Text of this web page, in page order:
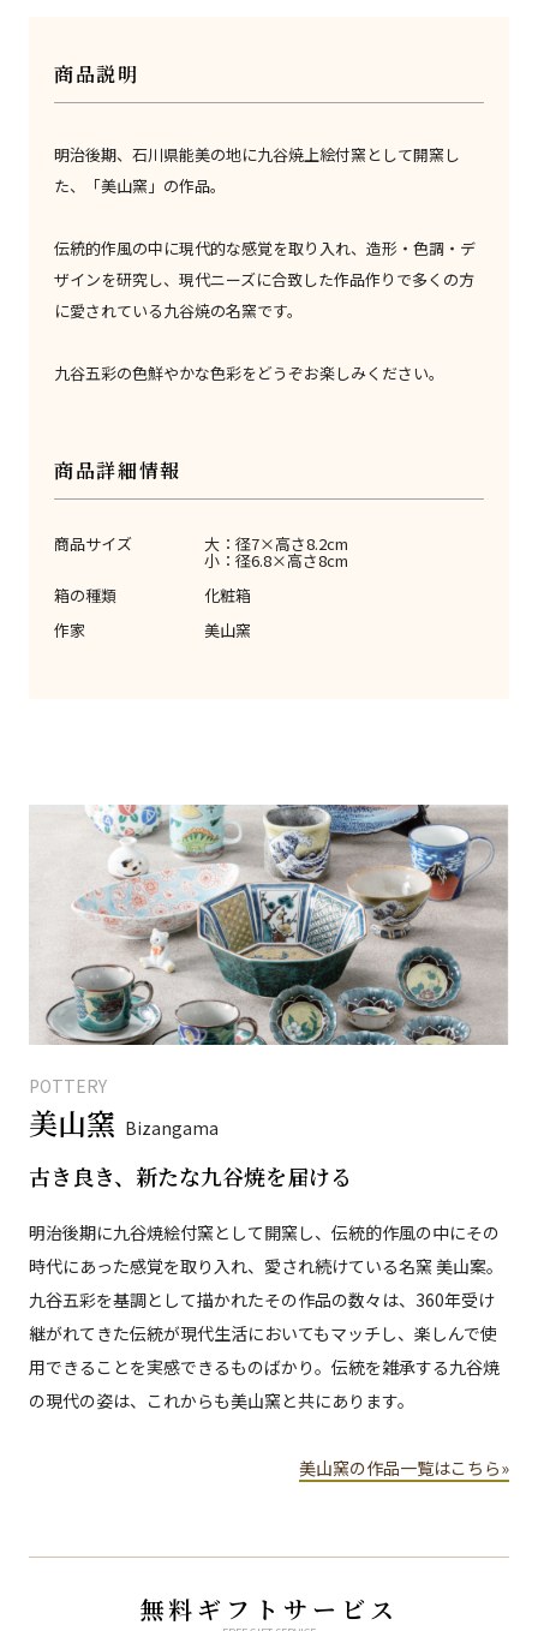
商品説明
明治後期、石川県能美の地に九谷焼上絵付窯として開窯し
た、「美山窯」の作品。
伝統的作風の中に現代的な感覚を取り入れ、造形・色調・デ
ザインを研究し、現代ニーズに合致した作品作りで多くの方
に愛されている九谷焼の名窯です。
九谷五彩の色鮮やかな色彩をどうぞお楽しみください。
商品詳細情報
商品サイズ 大：径7×高さ8.2cm
小：径6.8×高さ8cm
箱の種類
化粧箱
作家
美山窯
POTTERY
美山窯 Bizangama
古き良き、新たな九谷焼を届ける
明治後期に九谷焼絵付窯として開窯し、伝統的作風の中にその
時代にあった感覚を取り入れ、愛され続けている名窯 美山案。
九谷五彩を基調として描かれたその作品の数々は、360年受け
継がれてきた伝統が現代生活においてもマッチし、楽しんで使
用できることを実感できるものばかり。伝統を雑承する九谷焼
の現代の姿は、これからも美山窯と共にあります。
美山窯の作品一覧はこちら»
無料ギフトサービス